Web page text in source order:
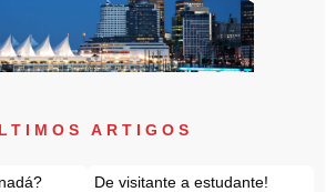
ARTIGOS
De visitante a estudante!